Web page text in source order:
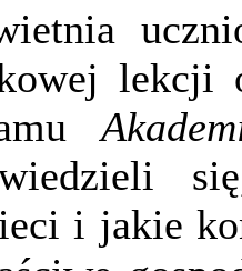
lekcji
i jakie